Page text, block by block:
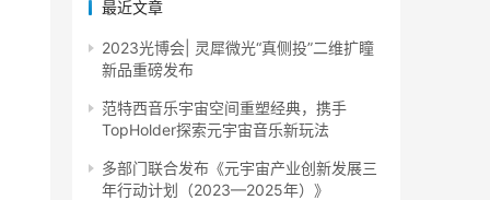
最近文章
2023光博会| 灵犀微光“真侧投”二维扩瞳
新品重磅发布
范特西音乐宇宙空间重塑经典，携手
TopHolder探索元宇宙音乐新玩法
多部门联合发布《元宇宙产业创新发展三
年行动计划（2023—2025年）》